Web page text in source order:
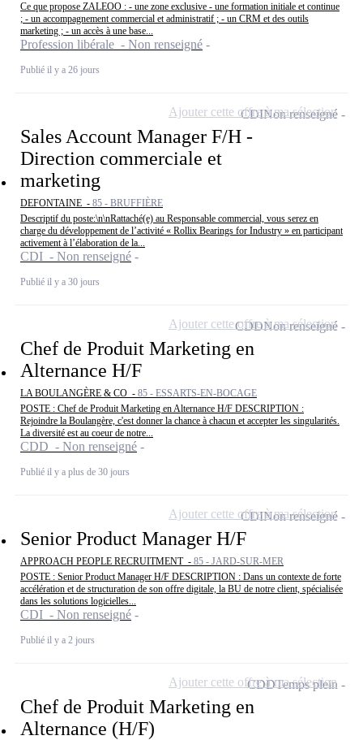
Ce que propose ZALEOO : - une zone exclusive - une formation initiale et continue
; - un accompagnement commercial et administratif ; - un CRM et des outils
marketing ; - un accès à une base...
Profession libérale - Non renseigné
Publié il y a 26 jours
Sales Account Manager F/H -
Direction commerciale et
marketing
DEFONTAINE - 85 - BRUFFIÈRE
Descriptif du poste:\n\nRattaché(e) au Responsable commercial, vous serez en
charge du développement de l’activité « Rollix Bearings for Industry » en participant
activement à l’élaboration de la...
CDI - Non renseigné
Publié il y a 30 jours
CDINon renseigné
Ajouter cette offre à ma sélection
Chef de Produit Marketing en
Alternance H/F
LA BOULANGÈRE & CO - 85 - ESSARTS-EN-BOCAGE
POSTE : Chef de Produit Marketing en Alternance H/F DESCRIPTION :
Rejoindre la Boulangère, c'est donner la chance à chacun et accepter les singularités.
La diversité est au coeur de notre...
CDD - Non renseigné
Publié il y a plus de 30 jours
CDDNon renseigné
Ajouter cette offre à ma sélection
Senior Product Manager H/F
APPROACH PEOPLE RECRUITMENT - 85 - JARD-SUR-MER
POSTE : Senior Product Manager H/F DESCRIPTION : Dans un contexte de forte
accélération et de structuration de son offre digitale, la BU de notre client, spécialisée
dans les solutions logicielles...
CDI - Non renseigné
Publié il y a 2 jours
CDINon renseigné
Ajouter cette offre à ma sélection
Chef de Produit Marketing en
Alternance (H/F)
CDDTemps plein
Ajouter cette offre à ma sélection